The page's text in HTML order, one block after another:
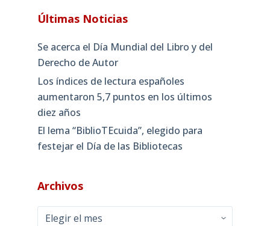
Últimas Noticias
Se acerca el Día Mundial del Libro y del
Derecho de Autor
Los índices de lectura españoles
aumentaron 5,7 puntos en los últimos
diez años
El lema “BiblioTEcuida”, elegido para
festejar el Día de las Bibliotecas
Archivos
Archivos